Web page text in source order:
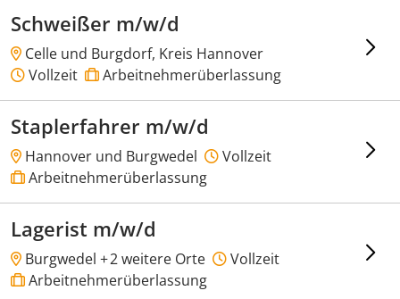
Schweißer m/w/d
Celle und Burgdorf, Kreis Hannover
Vollzeit
Arbeitnehmerüberlassung
Staplerfahrer m/w/d
Hannover und Burgwedel
Vollzeit
Arbeitnehmerüberlassung
Lagerist m/w/d
Burgwedel +2 weitere Orte
Vollzeit
Arbeitnehmerüberlassung